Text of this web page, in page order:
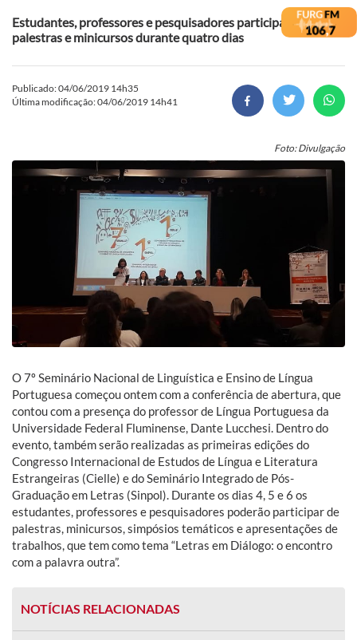
Estudantes, professores e pesquisadores participam de
palestras e minicursos durante quatro dias
Publicado: 04/06/2019 14h35
Última modificação: 04/06/2019 14h41
Foto: Divulgação
O 7º Seminário Nacional de Linguística e Ensino de Língua
Portuguesa começou ontem com a conferência de abertura, que
contou com a presença do professor de Língua Portuguesa da
Universidade Federal Fluminense, Dante Lucchesi. Dentro do
evento, também serão realizadas as primeiras edições do
Congresso Internacional de Estudos de Língua e Literatura
Estrangeiras (Cielle) e do Seminário Integrado de Pós-
Graduação em Letras (Sinpol). Durante os dias 4, 5 e 6 os
estudantes, professores e pesquisadores poderão participar de
palestras, minicursos, simpósios temáticos e apresentações de
trabalhos, que tem como tema “Letras em Diálogo: o encontro
com a palavra outra”.
NOTÍCIAS RELACIONADAS